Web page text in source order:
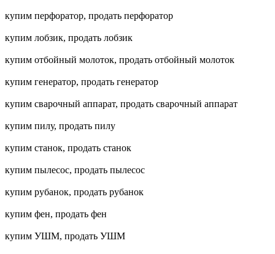
купим перфоратор, продать перфоратор
купим лобзик, продать лобзик
купим отбойный молоток, продать отбойный молоток
купим генератор, продать генератор
купим сварочный аппарат, продать сварочный аппарат
купим пилу, продать пилу
купим станок, продать станок
купим пылесос, продать пылесос
купим рубанок, продать рубанок
купим фен, продать фен
купим УШМ, продать УШМ